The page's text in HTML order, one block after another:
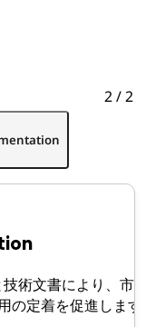
2/2
術文書により、市場
の定着を促進します